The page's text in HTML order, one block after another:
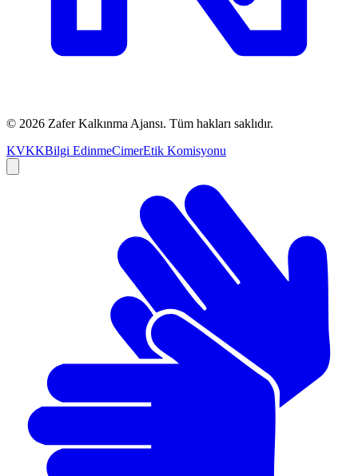
© 2026 Zafer Kalkınma Ajansı. Tüm hakları saklıdır.
KVKKBilgi EdinmeCimerEtik Komisyonu